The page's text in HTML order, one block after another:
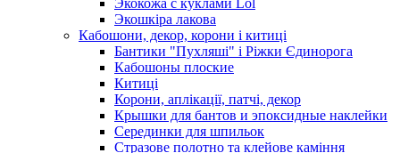
Экокожа с куклами Lol
Экошкiра лакова
Кабошони, декор, корони і китиці
Бантики "Пухляші" і Ріжки Єдинорога
Кабошоны плоские
Китиці
Корони, аплікації, патчі, декор
Крышки для бантов и эпоксидные наклейки
Серединки для шпильок
Стразове полотно та клейове каміння